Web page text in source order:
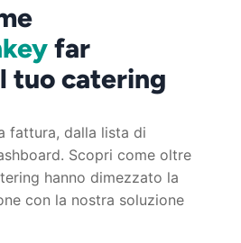
far
tuo catering
fattura, dalla lista di
Scopri come oltre
hanno dimezzato la
con la nostra soluzione